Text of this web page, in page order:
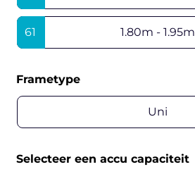
61 1.80m - 1.95m
Frametype
Uni
Selecteer een accu capaciteit